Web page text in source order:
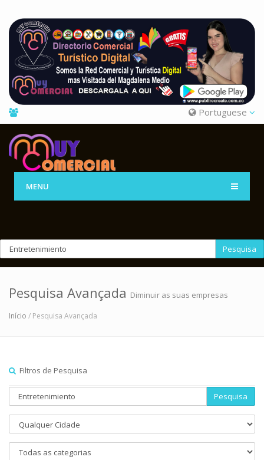
Portuguese
MENU
Pesquisa
Pesquisa Avançada Diminuir as suas empresas
Início / Pesquisa Avançada
Filtros de Pesquisa
Pesquisa